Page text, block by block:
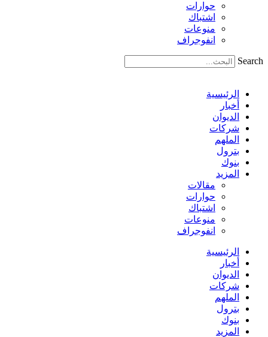
حوارات
اشتباك
منوعات
انفوجراف
Search
الرئيسية
أخبار
الديوان
شركات
الملهم
بترول
بنوك
المزيد
مقالات
حوارات
اشتباك
منوعات
انفوجراف
الرئيسية
أخبار
الديوان
شركات
الملهم
بترول
بنوك
المزيد